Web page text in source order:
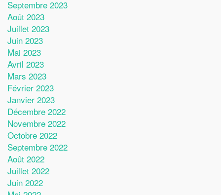
Septembre 2023
Août 2023
Juillet 2023
Juin 2023
Mai 2023
Avril 2023
Mars 2023
Février 2023
Janvier 2023
Décembre 2022
Novembre 2022
Octobre 2022
Septembre 2022
Août 2022
Juillet 2022
Juin 2022